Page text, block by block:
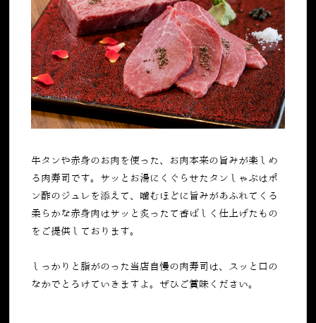
牛タンや赤身のお肉を使った、お肉本来の旨みが楽しめ
る肉寿司です。サッとお湯にくぐらせたタンしゃぶはポ
ン酢のジュレを添えて、噛むほどに旨みがあふれてくる
柔らかな赤身肉はサッと炙ったて香ばしく仕上げたもの
をご提供しております。
しっかりと脂がのった当店自慢の肉寿司は、スッと口の
なかでとろけていきますよ。ぜひご賞味ください。